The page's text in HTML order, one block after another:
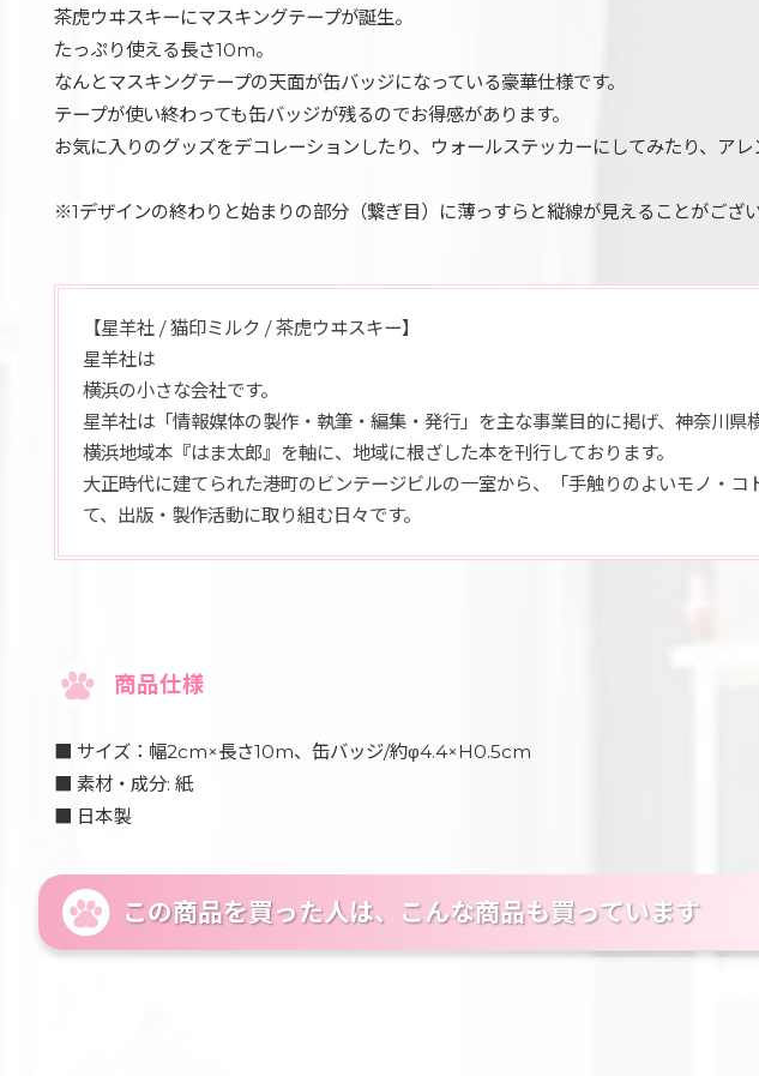
茶虎ウヰスキーにマスキングテープが誕生。
たっぷり使える長さ10m。
なんとマスキングテープの天面が缶バッジになっている豪華仕様です。
テープが使い終わっても缶バッジが残るのでお得感があります。
お気に入りのグッズをデコレーションしたり、ウォールステッカーにしてみたり、ア
※1デザインの終わりと始まりの部分（繋ぎ目）に薄っすらと縦線が見えることがござ
【星羊社 / 猫印ミルク / 茶虎ウヰスキー】
星羊社は
横浜の小さな会社です。
星羊社は「情報媒体の製作・執筆・編集・発行」を主な事業目的に掲げ、神奈川
横浜地域本『はま太郎』を軸に、地域に根ざした本を刊行しております。
大正時代に建てられた港町のビンテージビルの一室から、「手触りのよいモノ・
て、出版・製作活動に取り組む日々です。
商品仕様
■ サイズ：幅2cm×長さ10m、缶バッジ/約φ4.4×H0.5cm
■ 素材・成分: 紙
■ 日本製
この商品を買った人は、こんな商品も買っています